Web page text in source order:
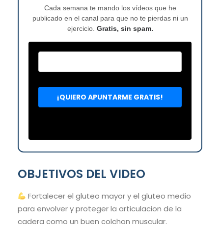
Cada semana te mando los vídeos que he
publicado en el canal para que no te pierdas ni un
ejercicio. Gratis, sin spam.
OBJETIVOS DEL VIDEO
Fortalecer el gluteo mayor y el gluteo medio
para envolver y proteger la articulacion de la
cadera como un buen colchon muscular.